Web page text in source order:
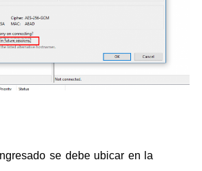
se debe ubicar en la